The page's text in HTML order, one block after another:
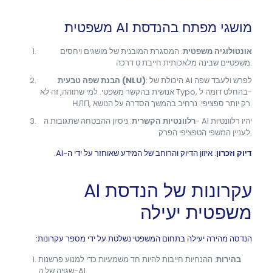
מושגי מפתח בהנדסת AI משפטית
אונטולוגיה משפטית: המסגרת המובנית של מושגים ויחסים
משפטיים שבינה מלאכותית חייבת ט דרכה.
הבנת שפה טבעית (NLU): היכולת של AI לפרש ולעבד שפה
אנושית בהקשר משפטי. למי שתוהה, זה לא Typo, בהחלט דומה ל-
НЛП, רק יותר ספציפי. נרחיב בהמשך הסדרה על הנושא.
רלוונטיות הקשרית: ניסיון ההבטחה שתגובות ה- AI יהיו רלוונטיות
לעניין המשפי הטפציפי הפרק.
דיוק וזכרון: איזון הדיוק והרוחב של המידע שאוחזר על ידי ה-AI.
עקרונות של הנדסת AI
משפטית יעילה
הנדסה מהירה יעילה בתחום המשפטי נשלטת על ידי מספר עקרונות:
בהירות: ההנחיות חייבות להיות חד משמעיות כדי למנוע פרשנות